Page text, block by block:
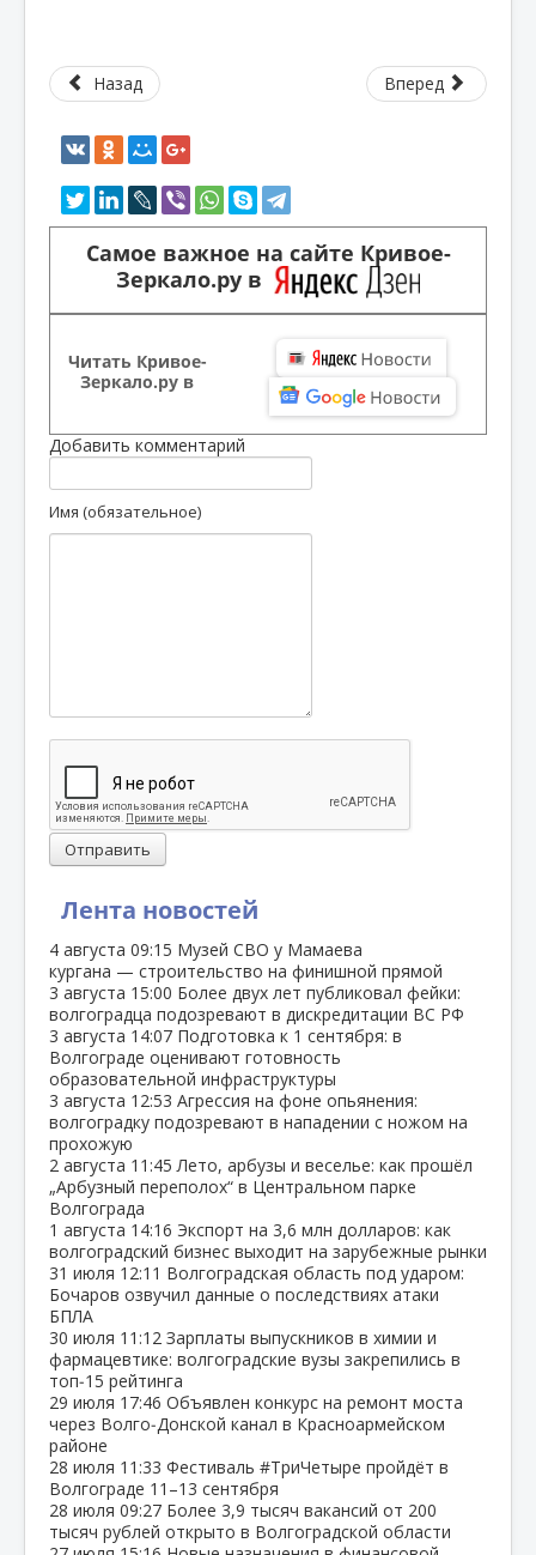
Лента новостей
4 августа 09:15 Музей СВО у Мамаева
кургана — строительство на финишной прямой
3 августа 15:00 Более двух лет публиковал фейки:
волгоградца подозревают в дискредитации ВС РФ
3 августа 14:07 Подготовка к 1 сентября: в
Волгограде оценивают готовность
образовательной инфраструктуры
3 августа 12:53 Агрессия на фоне опьянения:
волгоградку подозревают в нападении с ножом на
прохожую
2 августа 11:45 Лето, арбузы и веселье: как прошёл
„Арбузный переполох“ в Центральном парке
Волгограда
1 августа 14:16 Экспорт на 3,6 млн долларов: как
волгоградский бизнес выходит на зарубежные рынки
31 июля 12:11 Волгоградская область под ударом:
Бочаров озвучил данные о последствиях атаки
БПЛА
30 июля 11:12 Зарплаты выпускников в химии и
фармацевтике: волгоградские вузы закрепились в
топ‑15 рейтинга
29 июля 17:46 Объявлен конкурс на ремонт моста
через Волго‑Донской канал в Красноармейском
районе
28 июля 11:33 Фестиваль #ТриЧетыре пройдёт в
Волгограде 11–13 сентября
28 июля 09:27 Более 3,9 тысяч вакансий от 200
тысяч рублей открыто в Волгоградской области
Назад Вперед
Самое важное на сайте Кривое-
Зеркало.ру в
Читать Кривое-
Зеркало.ру в
Добавить комментарий
Имя (обязательное)
Отправить